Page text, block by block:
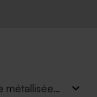
métallisée